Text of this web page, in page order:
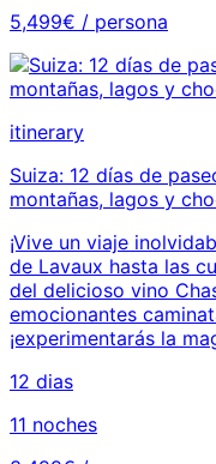
5,499€ / persona
itinerary
Suiza: 12 días de
montañas, lagos y
¡Vive un viaje
de Lavaux hasta las
del delicioso vino
emocionantes
¡experimentarás la
12 dias
11 noches